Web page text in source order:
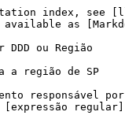
index, see
as
ou Região
a região de SP
[expressão